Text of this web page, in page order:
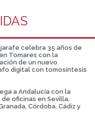
celebra 35 años de
Tomares con la
de un nuevo
digital con tomosíntesis
a Andalucía con la
oficinas en Sevilla,
Córdoba, Cádiz y